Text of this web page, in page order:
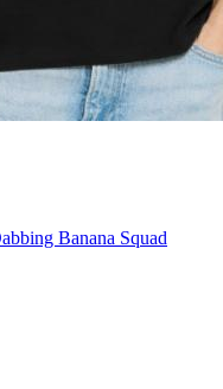
Banana Squad